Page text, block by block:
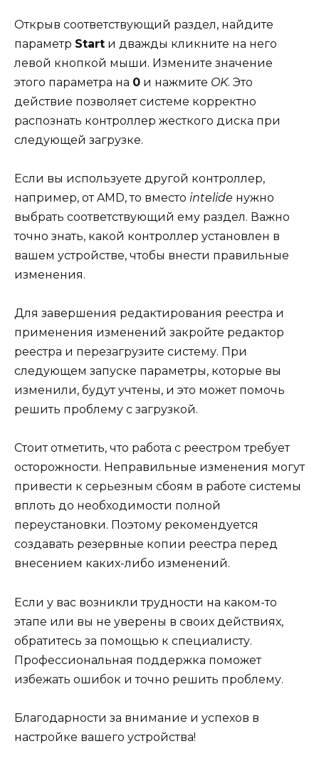
Открыв соответствующий раздел, найдите
параметр Start и дважды кликните на него
левой кнопкой мыши. Измените значение
этого параметра на 0 и нажмите OK. Это
действие позволяет системе корректно
распознать контроллер жесткого диска при
следующей загрузке.
Если вы используете другой контроллер,
например, от AMD, то вместо intelide нужно
выбрать соответствующий ему раздел. Важно
точно знать, какой контроллер установлен в
вашем устройстве, чтобы внести правильные
изменения.
Для завершения редактирования реестра и
применения изменений закройте редактор
реестра и перезагрузите систему. При
следующем запуске параметры, которые вы
изменили, будут учтены, и это может помочь
решить проблему с загрузкой.
Стоит отметить, что работа с реестром требует
осторожности. Неправильные изменения могут
привести к серьезным сбоям в работе системы
вплоть до необходимости полной
переустановки. Поэтому рекомендуется
создавать резервные копии реестра перед
внесением каких-либо изменений.
Если у вас возникли трудности на каком-то
этапе или вы не уверены в своих действиях,
обратитесь за помощью к специалисту.
Профессиональная поддержка поможет
избежать ошибок и точно решить проблему.
Благодарности за внимание и успехов в
настройке вашего устройства!